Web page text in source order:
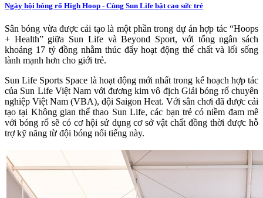
Ngày hội bóng rổ High Hoop - Cùng Sun Life bật cao sức trẻ
Sân bóng vừa được cải tạo là một phần trong dự án hợp tác “Hoops
+ Health” giữa Sun Life và Beyond Sport, với tổng ngân sách
khoảng 17 tỷ đồng nhằm thúc đẩy hoạt động thể chất và lối sống
lành mạnh hơn cho giới trẻ.
Sun Life Sports Space là hoạt động mới nhất trong kế hoạch hợp tác
của Sun Life Việt Nam với đương kim vô địch Giải bóng rổ chuyên
nghiệp Việt Nam (VBA), đội Saigon Heat. Với sân chơi đã được cải
tạo tại Không gian thể thao Sun Life, các bạn trẻ có niềm đam mê
với bóng rổ sẽ có cơ hội sử dụng cơ sở vật chất đồng thời được hỗ
trợ kỹ năng từ đội bóng nổi tiếng này.